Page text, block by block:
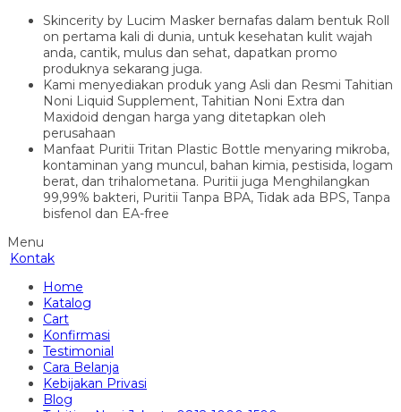
Skincerity by Lucim Masker bernafas dalam bentuk Roll
on pertama kali di dunia, untuk kesehatan kulit wajah
anda, cantik, mulus dan sehat, dapatkan promo
produknya sekarang juga.
Kami menyediakan produk yang Asli dan Resmi Tahitian
Noni Liquid Supplement, Tahitian Noni Extra dan
Maxidoid dengan harga yang ditetapkan oleh
perusahaan
Manfaat Puritii Tritan Plastic Bottle menyaring mikroba,
kontaminan yang muncul, bahan kimia, pestisida, logam
berat, dan trihalometana. Puritii juga Menghilangkan
99,99% bakteri, Puritii Tanpa BPA, Tidak ada BPS, Tanpa
bisfenol dan EA-free
Menu
Kontak
Home
Katalog
Cart
Konfirmasi
Testimonial
Cara Belanja
Kebijakan Privasi
Blog